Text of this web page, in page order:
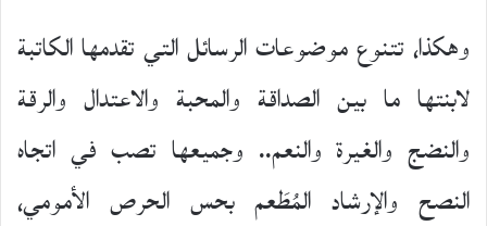
وهكذا، تتنوع موضوعات الرسائل التي تقدمها الكاتبة
لابنتها ما بين الصداقة والمحبة والاعتدال والرقة
والنضج والغيرة والنعم.. وجميعها تصب في اتجاه
النصح والإرشاد المُطَعم بحس الحرص الأمومي،